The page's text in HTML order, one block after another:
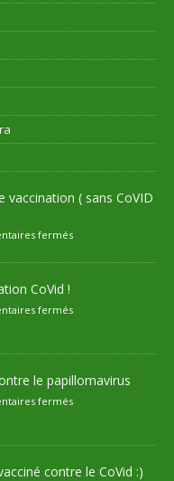
vaccination ( sans CoVID
fermés
CoVid !
fermés
le papillomavirus
fermés
contre le CoVid :)